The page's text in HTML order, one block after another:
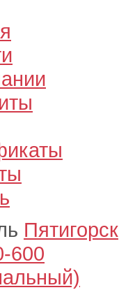
Пятигорск
600